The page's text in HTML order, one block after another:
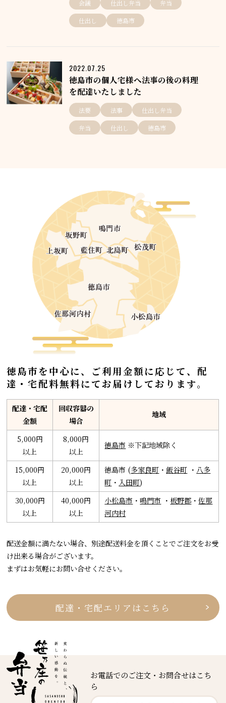
会議 仕出し弁当 弁当
仕出し 徳島市
2022.07.25
徳島市の個人宅様へ法事の後の料理
を配達いたしました
法要 法事 仕出し弁当
弁当 仕出し 徳島市
徳島市を中心に、ご利用金額に応じて、配
達・宅配料無料にてお届けしております。
配達・宅配
金額
回収容器の
場合
地域
5,000円
以上
8,000円
以上
徳島市 ※下記地域除く
15,000円
以上
20,000円
以上
徳島市 (多家良町 ・飯谷町 ・ 八多
町 ・ 入田町)
30,000円
以上
40,000円
以上
小松島市 ・ 鳴門市 ・板野郡 ・佐那
河内村
配送金額に満たない場合、別途配送料金を頂くことでご注文をお受
け出来る場合がございます。
まずはお気軽にお問い合せください。
配達・宅配エリアはこちら
お電話でのご注文・お問合せはこち
ら